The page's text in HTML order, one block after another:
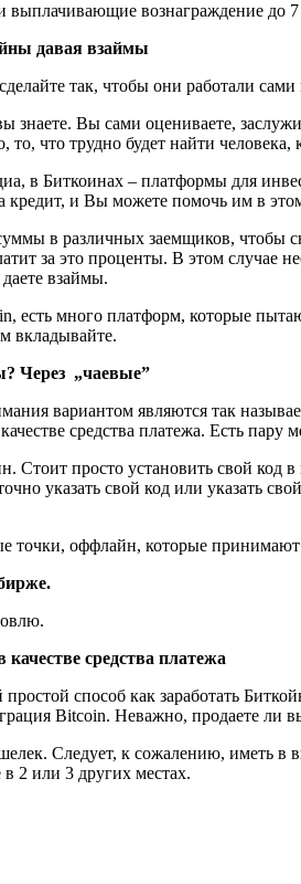
выплачивающие вознаграждение до
давая взаймы
так, чтобы они работали
знаете. Вы сами оцениваете,
то, что трудно будет найти
в Биткоинах – платформы для
кредит, и Вы можете помочь им в
в различных заемщиков, чтобы
за это проценты. В этом случае
взаймы.
есть много платформ, которые
вкладывайте.
Через „чаевые”
вариантом являются так
средства платежа. Есть пару
Стоит просто установить свой код
указать свой код или указать
точки, оффлайн, которые
средства платежа
способ как заработать
Bitcoin. Неважно, продаете ли
Следует, к сожалению, иметь
2 или 3 других местах.